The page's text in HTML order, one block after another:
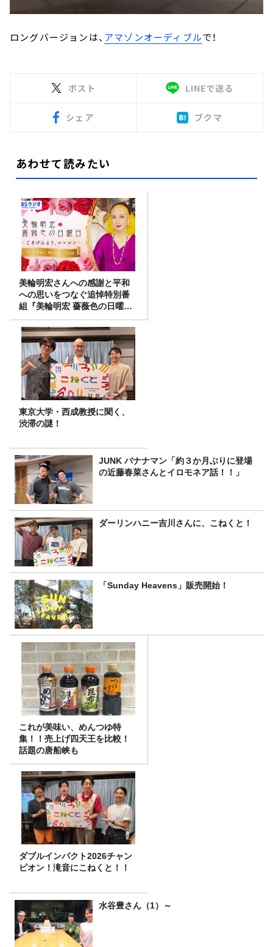
ロングバージョンは、 アマゾンオーディブルで！
ポスト LINEで送る
シェア ブクマ
あわせて読みたい
美輪明宏さんへの感謝と平和
への思いをつなぐ追悼特別番
組『美輪明宏 薔薇色の日曜日
～ごきげんよう、ルンルン
～』8/9（日）16時放送
東京大学・西成教授に聞く、
渋滞の謎！
JUNK バナナマン「約３か月ぶりに登場
の近藤春菜さんとイロモネア話！！」
ダーリンハニー吉川さんに、こねくと！
「Sunday Heavens」販売開始！
これが美味い、めんつゆ特
集！！売上げ四天王を比較！
話題の唐船峡も
ダブルインパクト2026チャン
ピオン！滝音にこねくと！！
水谷豊さん（1）～